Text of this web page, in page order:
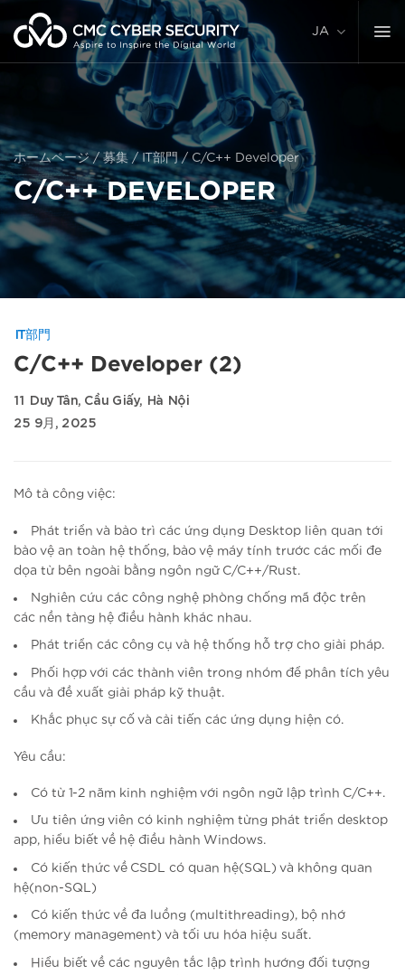
ス
キ
ッ
プ
JA
ホームページ/募集 /IT部門/ C/C++ Developer
C/C++ DEVELOPER
IT部門
C/C++ Developer (2)
11 Duy Tân, Cầu Giấy, Hà Nội
25 9月, 2025
Mô tả công việc:
Phát triển và bảo trì các ứng dụng Desktop liên quan tới
bảo vệ an toàn hệ thống, bảo vệ máy tính trước các mối đe
dọa từ bên ngoài bằng ngôn ngữ C/C++/Rust.
Nghiên cứu các công nghệ phòng chống mã độc trên
các nền tảng hệ điều hành khác nhau.
Phát triển các công cụ và hệ thống hỗ trợ cho giải pháp.
Phối hợp với các thành viên trong nhóm để phân tích yêu
cầu và đề xuất giải pháp kỹ thuật.
Khắc phục sự cố và cải tiến các ứng dụng hiện có.
Yêu cầu:
Có từ 1-2 năm kinh nghiệm với ngôn ngữ lập trình C/C++.
Ưu tiên ứng viên có kinh nghiệm từng phát triển desktop
app, hiểu biết về hệ điều hành Windows.
Có kiến thức về CSDL có quan hệ(SQL) và không quan
hệ(non-SQL)
Có kiến thức về đa luồng (multithreading), bộ nhớ
(memory management) và tối ưu hóa hiệu suất.
Hiểu biết về các nguyên tắc lập trình hướng đối tượng